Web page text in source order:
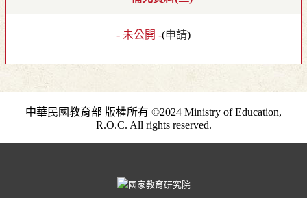
- 未公開 -(申請)
中華民國教育部 版權所有 ©2024 Ministry of Education,
R.O.C. All rights reserved.